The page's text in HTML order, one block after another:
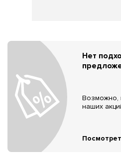
Нет
Возможно,
наших